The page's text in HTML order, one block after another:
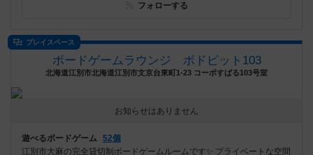
フォローする
プレイスペース
ボードゲームラウンジ ボドピット103
北海道江別市北海道江別市文京台東町1-23 コーポすばる103号室
お知らせはありません
遊べるボードゲーム 52個
江別市大麻の完全貸切制ボードゲームルームです✨ プライベートな空間